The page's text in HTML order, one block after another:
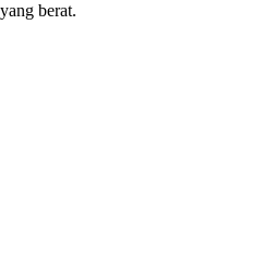
berat.